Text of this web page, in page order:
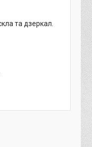
та дзеркал.